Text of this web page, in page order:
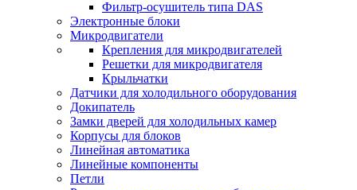
Фильтр-осушитель типа DAS
Электронные блоки
Микродвигатели
Крепления для микродвигателей
Решетки для микродвигателя
Крыльчатки
Датчики для холодильного оборудования
Докипатель
Замки дверей для холодильных камер
Корпусы для блоков
Линейная автоматика
Линейные компоненты
Петли